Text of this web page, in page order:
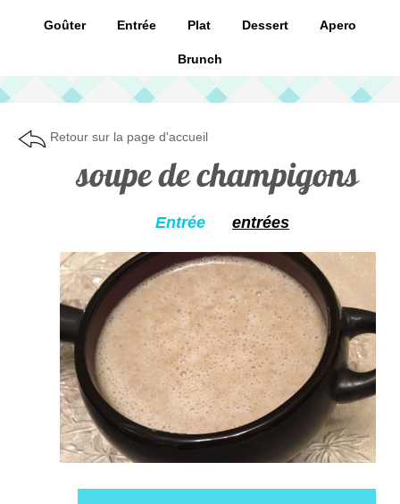
Goûter Entrée Plat Dessert Apero
Brunch
Retour sur la page d'accueil
soupe de champigons
Entrée entrées